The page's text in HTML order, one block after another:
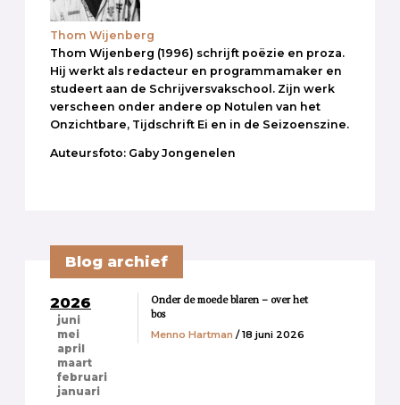
Thom Wijenberg
Thom Wijenberg (1996) schrijft poëzie en proza.
Hij werkt als redacteur en programmamaker en
studeert aan de Schrijversvakschool. Zijn werk
verscheen onder andere op Notulen van het
Onzichtbare, Tijdschrift Ei en in de Seizoenszine.
Auteursfoto: Gaby Jongenelen
Blog archief
2026
juni
mei
april
maart
februari
januari
Onder de moede blaren – over het
bos
Menno Hartman / 18 juni 2026